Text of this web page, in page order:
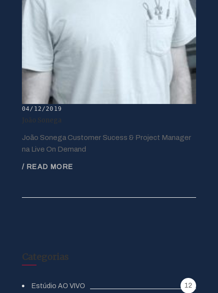
04/12/2019
João Sonega
João Sonega Customer Sucess & Project Manager
na Live On Demand
/ READ MORE
Categorias
Estúdio AO VIVO 12